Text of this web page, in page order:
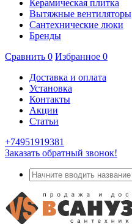
Керамическая плитка
Вытяжные вентиляторы
Сантехнические люки
Бренды
Сравнить 0 Избранное 0
Доставка и оплата
Установка
Контакты
Акции
Статьи
+74951919381
Заказать обратный звонок!